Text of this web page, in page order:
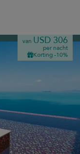
van USD 306
per nacht
Korting -10%